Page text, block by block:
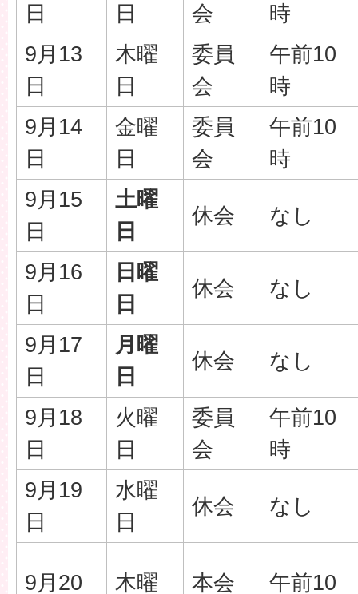
日
日
会
時
9月13
日
木曜
日
委員
会
午前10
時
9月14
日
金曜
日
委員
会
午前10
時
9月15
日
土曜
日
休会 なし
9月16
日
日曜
日
休会 なし
9月17
日
月曜
日
休会 なし
9月18
日
火曜
日
委員
会
午前10
時
9月19
日
水曜
日
休会 なし
9月20 木曜 本会 午前10